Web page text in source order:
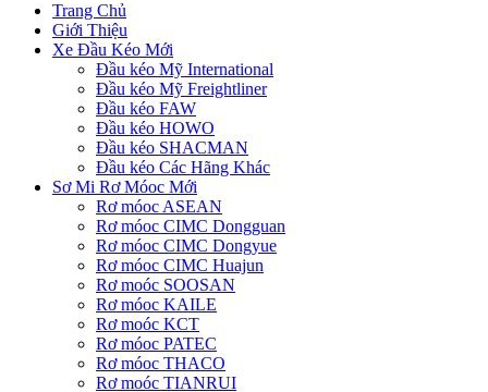
Trang Chủ
Giới Thiệu
Xe Đầu Kéo Mới
Đầu kéo Mỹ International
Đầu kéo Mỹ Freightliner
Đầu kéo FAW
Đầu kéo HOWO
Đầu kéo SHACMAN
Đầu kéo Các Hãng Khác
Sơ Mi Rơ Móoc Mới
Rơ móoc ASEAN
Rơ móoc CIMC Dongguan
Rơ móoc CIMC Dongyue
Rơ móoc CIMC Huajun
Rơ moóc SOOSAN
Rơ móoc KAILE
Rơ moóc KCT
Rơ móoc PATEC
Rơ móoc THACO
Rơ moóc TIANRUI